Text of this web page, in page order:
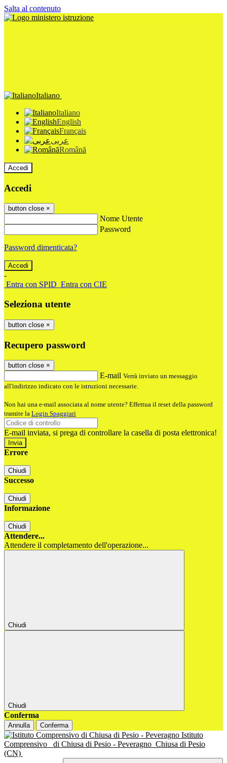
Salta al contenuto
Italiano
Italiano
English
Français
عربى
Română
Accedi
Accedi
button close ×
Nome Utente
Password
Password dimenticata?
-
Entra con SPID Entra con CIE
Seleziona utente
button close ×
Recupero password
button close ×
E-mail Verrà inviato un messaggio
all'indirizzo indicato con le istruzioni necessarie.
Non hai una e-mail associata al nome utente? Effettua il reset della password
tramite la Login Spaggiari
E-mail inviata, si prega di controllare la casella di posta elettronica!
Errore
Chiudi
Successo
Chiudi
Informazione
Chiudi
Attendere...
Attendere il completamento dell'operazione...
Chiudi
Chiudi
Conferma
Annulla Conferma
Istituto
Comprensivo
di Chiusa di Pesio - Peveragno Chiusa di Pesio
(CN)